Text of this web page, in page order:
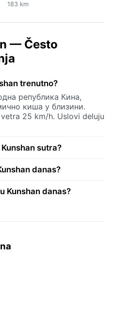
183 km
— Često
trenutno?
република Кина,
киша у близини.
25 km/h. Uslovi deluju
sutra?
danas?
Kunshan danas?